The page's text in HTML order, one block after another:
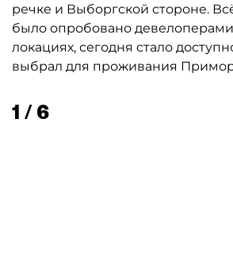
речке и Выборгской стороне.
было опробовано
локациях, сегодня стало
выбрал для проживания
1 / 6